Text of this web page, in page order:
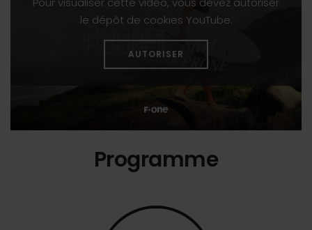
le dépôt de cookies YouTube.
AUTORISER
Programme